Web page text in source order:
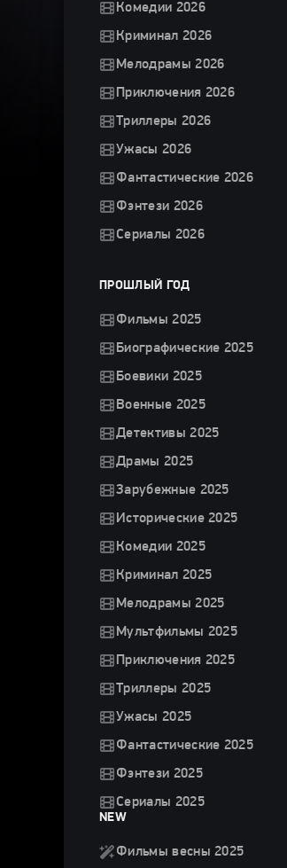
Комедии 2026
Криминал 2026
Мелодрамы 2026
Приключения 2026
Триллеры 2026
Ужасы 2026
Фантастические 2026
Фэнтези 2026
Сериалы 2026
ПРОШЛЫЙ ГОД
Фильмы 2025
Биографические 2025
Боевики 2025
Военные 2025
Детективы 2025
Драмы 2025
Зарубежные 2025
Исторические 2025
Комедии 2025
Криминал 2025
Мелодрамы 2025
Мультфильмы 2025
Приключения 2025
Триллеры 2025
Ужасы 2025
Фантастические 2025
Фэнтези 2025
Сериалы 2025
NEW
Фильмы весны 2025